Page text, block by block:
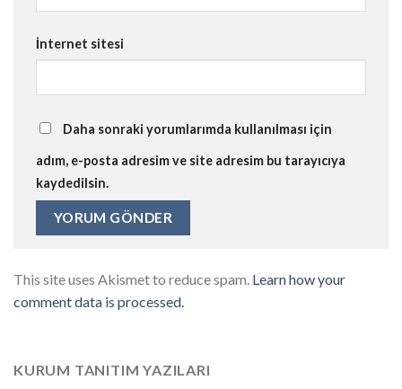
İnternet sitesi
Daha sonraki yorumlarımda kullanılması için
adım, e-posta adresim ve site adresim bu tarayıcıya
kaydedilsin.
This site uses Akismet to reduce spam. Learn how your
comment data is processed.
KURUM TANITIM YAZILARI